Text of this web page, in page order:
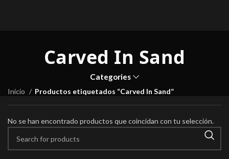
Carved In Sand
Categories
Inicio Productos etiquetados “Carved In Sand”
No se han encontrado productos que coincidan con tu selección.